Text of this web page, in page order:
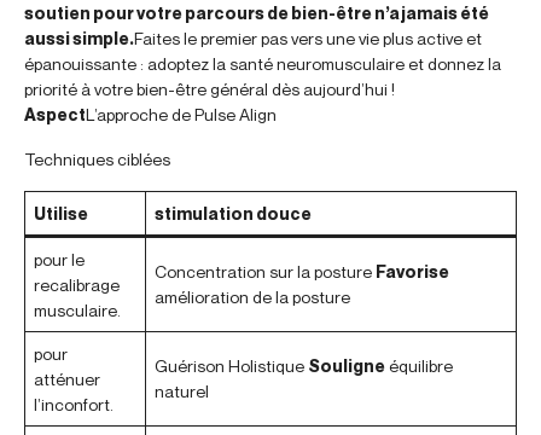
soutien pour votre parcours de bien-être n’a jamais été
aussi simple.Faites le premier pas vers une vie plus active et
épanouissante : adoptez la santé neuromusculaire et donnez la
priorité à votre bien-être général dès aujourd’hui !
AspectL’approche de Pulse Align
Techniques ciblées
Utilise stimulation douce
pour le
recalibrage
musculaire.
Concentration sur la posture Favorise
amélioration de la posture
pour
atténuer
l’inconfort.
Guérison Holistique Souligneéquilibre
naturel